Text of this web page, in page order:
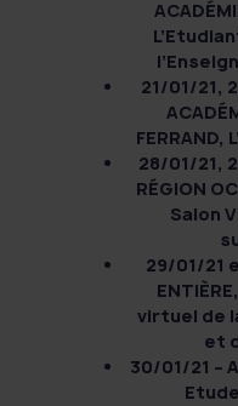
21/01/21,
28/01/21,
RÉGION
Salon
29/01/21
virtuel de
et
30/01/21 –